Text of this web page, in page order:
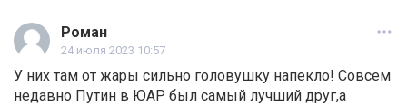
Роман
24 июля 2023 10:57
У них там от жары сильно головушку напекло! Совсем
недавно Путин в ЮАР был самый лучший друг,а